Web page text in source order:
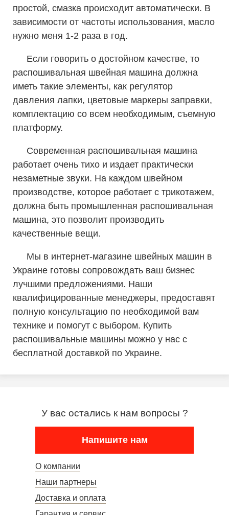
простой, смазка происходит автоматически. В
зависимости от частоты использования, масло
нужно меня 1-2 раза в год.
Если говорить о достойном качестве, то
распошивальная швейная машина должна
иметь такие элементы, как регулятор
давления лапки, цветовые маркеры заправки,
комплектацию со всем необходимым, съемную
платформу.
Современная распошивальная машина
работает очень тихо и издает практически
незаметные звуки. На каждом швейном
производстве, которое работает с трикотажем,
должна быть промышленная распошивальная
машина, это позволит производить
качественные вещи.
Мы в интернет-магазине швейных машин в
Украине готовы сопровождать ваш бизнес
лучшими предложениями. Наши
квалифицированные менеджеры, предоставят
полную консультацию по необходимой вам
технике и помогут с выбором. Купить
распошивальные машины можно у нас с
бесплатной доставкой по Украине.
У вас остались к нам вопросы ?
Напишите нам
О компании
Наши партнеры
Доставка и оплата